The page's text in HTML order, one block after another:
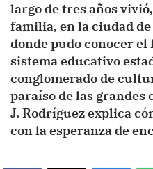
largo de tres años
familia, en la ciudad
donde pudo conocer
sistema educativo
conglomerado de
paraíso de las
J. Rodríguez explica
con la esperanza de